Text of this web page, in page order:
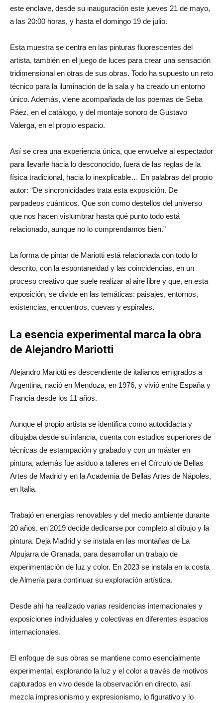
este enclave, desde su inauguración este jueves 21 de mayo,
a las 20:00 horas, y hasta el domingo 19 de julio.
Esta muestra se centra en las pinturas fluorescentes del
artista, también en el juego de luces para crear una sensación
tridimensional en otras de sus obras. Todo ha supuesto un reto
técnico para la iluminación de la sala y ha creado un entorno
único. Además, viene acompañada de los poemas de Seba
Páez, en el catálogo, y del montaje sonoro de Gustavo
Valerga, en el propio espacio.
Así se crea una experiencia única, que envuelve al espectador
para llevarle hacia lo desconocido, fuera de las reglas de la
física tradicional, hacia lo inexplicable… En palabras del propio
autor: “De sincronicidades trata esta exposición. De
parpadeos cuánticos. Que son como destellos del universo
que nos hacen vislumbrar hasta qué punto todo está
relacionado, aunque no lo comprendamos bien.”
La forma de pintar de Mariotti está relacionada con todo lo
descrito, con la espontaneidad y las coincidencias, en un
proceso creativo que suele realizar al aire libre y que, en esta
exposición, se divide en las temáticas: paisajes, entornos,
existencias, encuentros, cuevas y espirales.
La esencia experimental marca la obra
de Alejandro Mariotti
Alejandro Mariotti es descendiente de italianos emigrados a
Argentina, nació en Mendoza, en 1976, y vivió entre España y
Francia desde los 11 años.
Aunque el propio artista se identifica como autodidacta y
dibujaba desde su infancia, cuenta con estudios superiores de
técnicas de estampación y grabado y con un máster en
pintura, además fue asiduo a talleres en el Círculo de Bellas
Artes de Madrid y en la Academia de Bellas Artes de Nápoles,
en Italia.
Trabajó en energías renovables y del medio ambiente durante
20 años, en 2019 decide dedicarse por completo al dibujo y la
pintura. Deja Madrid y se instala en las montañas de La
Alpujarra de Granada, para desarrollar un trabajo de
experimentación de luz y color. En 2023 se instala en la costa
de Almería para continuar su exploración artística.
Desde ahí ha realizado varias residencias internacionales y
exposiciones individuales y colectivas en diferentes espacios
internacionales.
El enfoque de sus obras se mantiene como esencialmente
experimental, explorando la luz y el color a través de motivos
capturados en vivo desde la observación en directo, así
mezcla impresionismo y expresionismo, lo figurativo y lo